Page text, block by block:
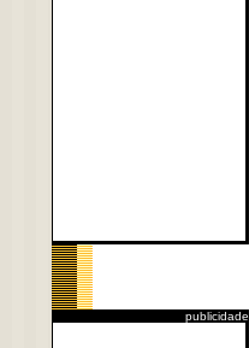
publicidade